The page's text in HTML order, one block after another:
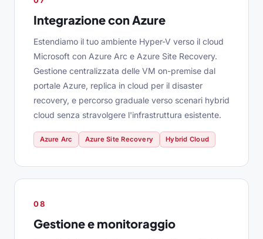
Integrazione con Azure
Estendiamo il tuo ambiente Hyper-V verso il cloud
Microsoft con Azure Arc e Azure Site Recovery.
Gestione centralizzata delle VM on-premise dal
portale Azure, replica in cloud per il disaster
recovery, e percorso graduale verso scenari hybrid
cloud senza stravolgere l'infrastruttura esistente.
Azure Arc Azure Site Recovery Hybrid Cloud
08
Gestione e monitoraggio